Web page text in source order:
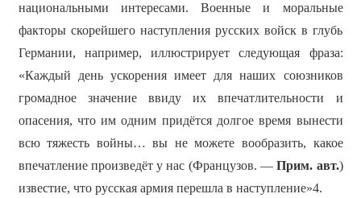
национальными интересами. Военные и моральные
факторы скорейшего наступления русских войск в глубь
Германии, например, иллюстрирует следующая фраза:
«Каждый день ускорения имеет для наших союзников
громадное значение ввиду их впечатлительности и
опасения, что им одним придётся долгое время вынести
всю тяжесть войны… вы не можете вообразить, какое
впечатление произведёт у нас (Французов. —Прим. авт.)
известие, что русская армия перешла в наступление»4.